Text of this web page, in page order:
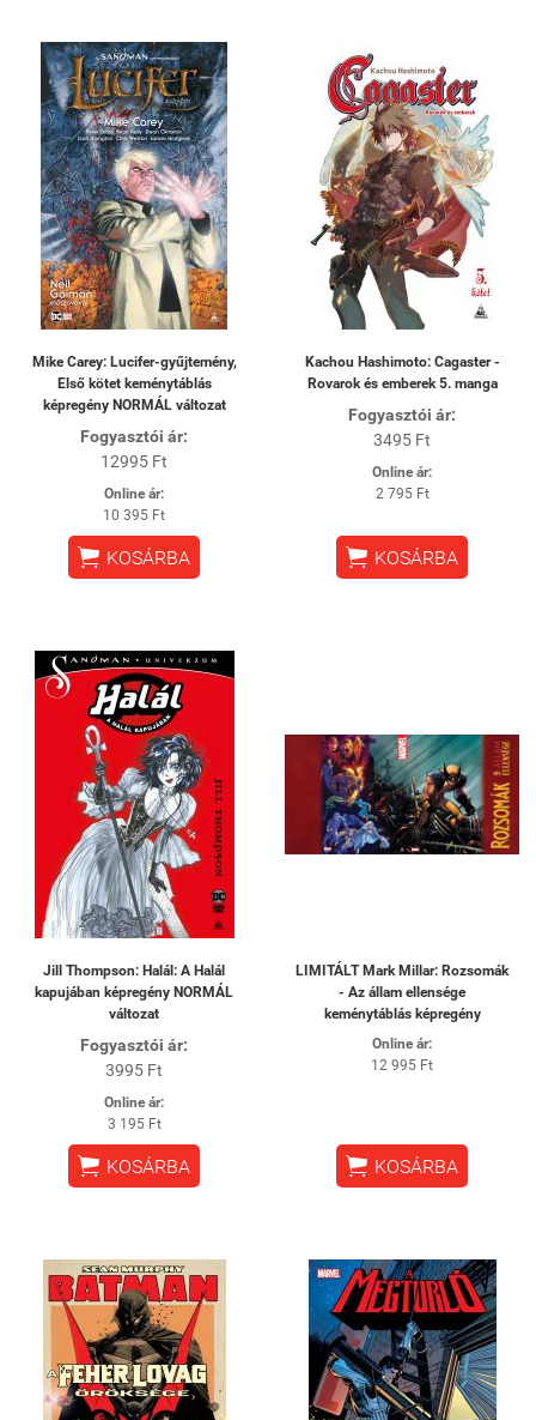
Mike Carey: Lucifer-gyűjtemény,
Első kötet keménytáblás
képregény NORMÁL változat
Fogyasztói ár:
12995 Ft
Online ár:
10 395 Ft
 KOSÁRBA
Kachou Hashimoto: Cagaster -
Rovarok és emberek 5. manga
Fogyasztói ár:
3495 Ft
Online ár:
2 795 Ft
 KOSÁRBA
Jill Thompson: Halál: A Halál
kapujában képregény NORMÁL
változat
Fogyasztói ár:
3995 Ft
Online ár:
3 195 Ft
 KOSÁRBA
LIMITÁLT Mark Millar: Rozsomák
- Az állam ellensége
keménytáblás képregény
Online ár:
12 995 Ft
 KOSÁRBA